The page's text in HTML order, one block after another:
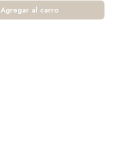
Agregar al carro